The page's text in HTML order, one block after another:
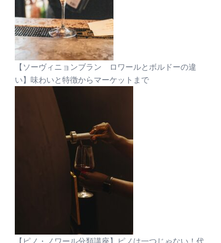
【ソーヴィニョンブラン ロワールとボルドーの違
い】味わいと特徴からマーケットまで
【ピノ・ノワール分類講座】ピノは一つじゃない！代